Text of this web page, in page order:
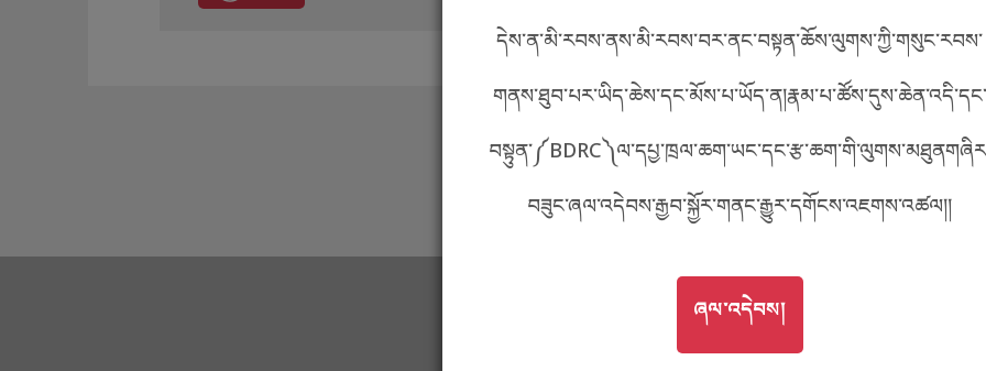
ភាសាខ្មែរ
དེས་ན་མི་རབས་ནས་མི་རབས་བར་ནང་བསྟན་ཆོས་ལུགས་ཀྱི་གསུང་རབས་
གནས་ཐུབ་པར་ཡིད་ཆེས་དང་མོས་པ་ཡོད་ན།རྣམ་པ་ཚོས་དུས་ཆེན་འདི་དང་
བཟུང་ཞལ་འདེབས་རྒྱབ་སྐྱོར་གནང་རྒྱུར་དགོངས་འཇགས་འཚལ།།
GO TOཞལ་འདེབས།
ཞལ་འདེབས།